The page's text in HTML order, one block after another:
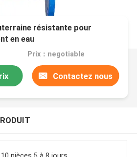
résistante pour
en eau
Prix：negotiable
Contactez nous
10 pièces 5 à 8 jours